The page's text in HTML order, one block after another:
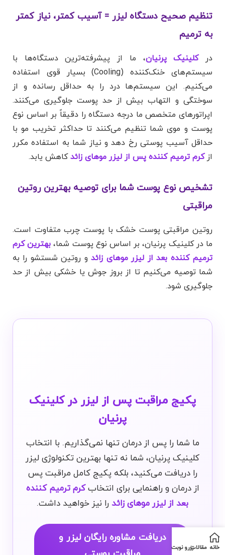
تنظیم صحیح دستگاه لیزر = آسیب کمتر، نیاز کمتر
به ترمیم
درکلینیک پرنیان، ما از پیشرفته‌ترین دستگاه‌ها با
سیستم‌های خنک‌کننده (Cooling) بسیار قوی استفاده
می‌کنیم. این سیستم‌ها درد را به حداقل رسانده و از
سوختگی و التهاب بیش از حد پوست جلوگیری می‌کنند.
اپراتورهای متخصص ما درجه دستگاه را دقیقاً بر اساس نوع
پوست و موی شما تنظیم می‌کنند تا حداکثر تخریب مو با
حداقل آسیب پوستی رخ دهد و نیاز شما به استفاده مکرر
ازکرم ترمیم کننده پس از لیزر موهای زائدکاهش یابد.
تشخیص نوع پوست شما برای توصیه بهترین روتین
مراقبتی
روتین مراقبتی پوست خشک با پوست چرب متفاوت است.
ما در کلینیک پرنیان، بر اساس نوع پوست شما، بهترین کرم
ترمیم کننده بعد از لیزر موهای زائدو روتین شستشو را به
شما توصیه می‌کنیم تا از بروز جوش یا خشکی بیش از حد
جلوگیری شود.
پکیج مراقبت پس از لیزر درکلینیک
پرنیان
ما شما را پس از درمان تنها نمی‌گذاریم. با انتخاب
کلینیک پرنیان، شما نه تنها بهترین تکنولوژی لیزر
را دریافت می‌کنید، بلکه پکیج کامل مراقبت پس
از درمان و راهنمایی برای انتخابکرم ترمیم کننده
بعد از لیزر موهای زائد را نیز خواهید داشت.
دریافت مشاوره رایگان لیزر و
خانه مقالاترزرو نوبت